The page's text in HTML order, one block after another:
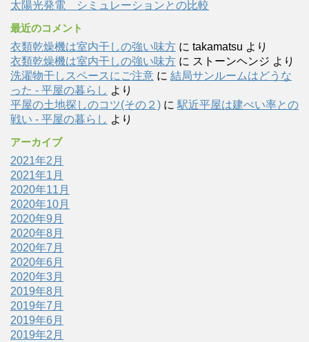
太陽光発電 シミュレーションとの比較
最近のコメント
衣類乾燥機は室内干しの強い味方 に takamatsu より
衣類乾燥機は室内干しの強い味方 に ストーンヘンジ より
洗濯物干しスペースにご注意 に 結局サンルームはどうな
った - 平屋の暮らし より
平屋の土地探しのコツ(その２) に 駅近平屋は建ぺい率との
戦い - 平屋の暮らし より
アーカイブ
2021年2月
2021年1月
2020年11月
2020年10月
2020年9月
2020年8月
2020年7月
2020年6月
2020年3月
2019年8月
2019年7月
2019年6月
2019年2月